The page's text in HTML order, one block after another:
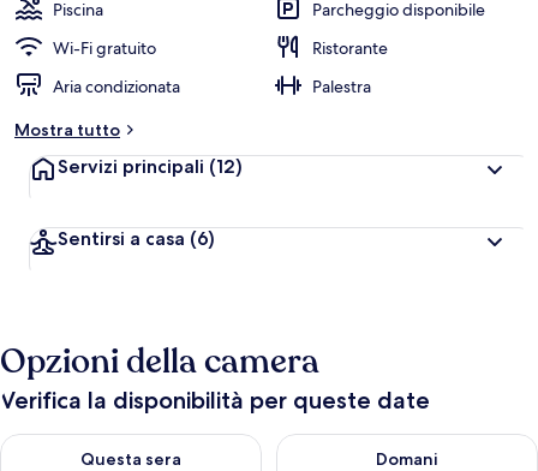
Piscina
Parcheggio disponibile
Wi-Fi gratuito
Ristorante
Aria condizionata
Palestra
Mostra tutto
Servizi principali (12)
Sentirsi a casa (6)
Opzioni della camera
Verifica la disponibilità per queste date
Questa sera
Verifica la disponibilità per questa sera, ago 8 - ago 9
Domani
Verifica la disponibilità per